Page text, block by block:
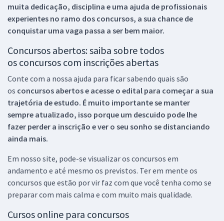
muita dedicação, disciplina e uma ajuda de profissionais
experientes no ramo dos concursos, a sua chance de
conquistar uma vaga passa a ser bem maior.
Concursos abertos: saiba sobre todos
os concursos com inscrições abertas
Conte com a nossa ajuda para ficar sabendo quais são
os concursos abertos e acesse o edital para começar a sua
trajetória de estudo. É muito importante se manter
sempre atualizado, isso porque um descuido pode lhe
fazer perder a inscrição e ver o seu sonho se distanciando
ainda mais.
Em nosso site, pode-se visualizar os concursos em
andamento e até mesmo os previstos. Ter em mente os
concursos que estão por vir faz com que você tenha como se
preparar com mais calma e com muito mais qualidade.
Cursos online para concursos